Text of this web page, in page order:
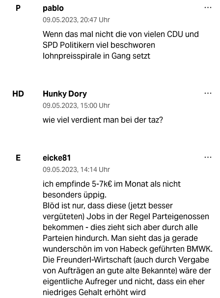
P pablo
09.05.2023, 20:47 Uhr
Wenn das mal nicht die von vielen CDU und
SPD Politikern viel beschworen
lohnpreisspirale in Gang setzt
HD Hunky Dory
09.05.2023, 15:00 Uhr
wie viel verdient man bei der taz?
E eicke81
09.05.2023, 14:14 Uhr
ich empfinde 5-7k€ im Monat als nicht
besonders üppig.
Blöd ist nur, dass diese (jetzt besser
vergüteten) Jobs in der Regel Parteigenossen
bekommen - dies zieht sich aber durch alle
Parteien hindurch. Man sieht das ja gerade
wunderschön im von Habeck geführten BMWK.
Die Freunderl-Wirtschaft (auch durch Vergabe
von Aufträgen an gute alte Bekannte) wäre der
eigentliche Aufreger und nicht, dass ein eher
niedriges Gehalt erhöht wird